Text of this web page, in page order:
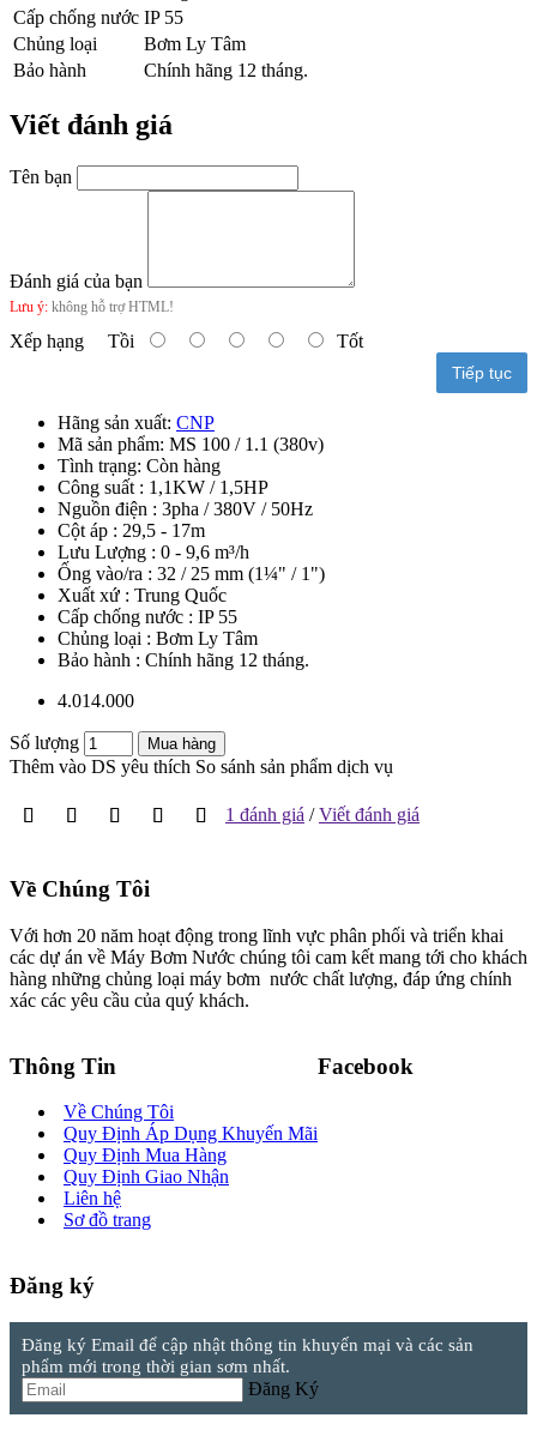
Cấp chống nước IP 55
Chủng loại
Bơm Ly Tâm
Bảo hành
Chính hãng 12 tháng.
Viết đánh giá
Tên bạn
Đánh giá của bạn
Lưu ý: không hỗ trợ HTML!
Xếp hạng Tồi Tốt
Tiếp tục
Hãng sản xuất: CNP
Mã sản phẩm: MS 100 / 1.1 (380v)
Tình trạng: Còn hàng
Công suất : 1,1KW / 1,5HP
Nguồn điện : 3pha / 380V / 50Hz
Cột áp : 29,5 - 17m
Lưu Lượng : 0 - 9,6 m³/h
Ống vào/ra : 32 / 25 mm (1¼" / 1")
Xuất xứ : Trung Quốc
Cấp chống nước : IP 55
Chủng loại : Bơm Ly Tâm
Bảo hành : Chính hãng 12 tháng.
4.014.000
Số lượng Mua hàng
Thêm vào DS yêu thích So sánh sản phẩm dịch vụ
1 đánh giá /Viết đánh giá
Về Chúng Tôi
Với hơn 20 năm hoạt động trong lĩnh vực phân phối và triển khai
các dự án về Máy Bơm Nước chúng tôi cam kết mang tới cho khách
hàng những chủng loại máy bơm nước chất lượng, đáp ứng chính
xác các yêu cầu của quý khách.
Thông Tin
Về Chúng Tôi
Quy Định Áp Dụng Khuyến Mãi
Quy Định Mua Hàng
Quy Định Giao Nhận
Liên hệ
Sơ đồ trang
Facebook
Đăng ký
Đăng ký Email để cập nhật thông tin khuyến mại và các sản
phẩm mới trong thời gian sơm nhất.
Đăng Ký